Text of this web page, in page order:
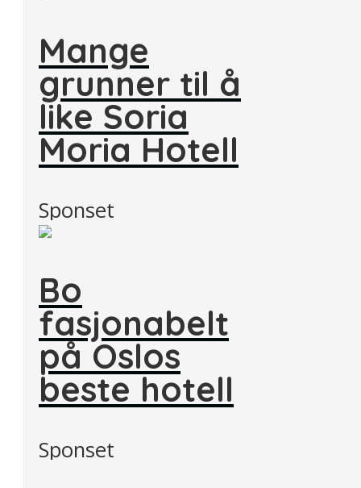
Mange
grunner til å
like Soria
Moria Hotell
Sponset
Bo
fasjonabelt
på Oslos
beste hotell
Sponset